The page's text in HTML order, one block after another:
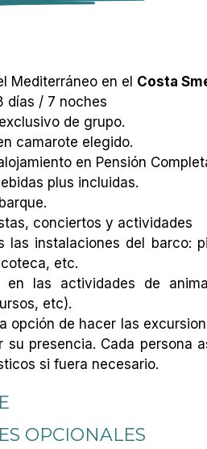
Mediterráneo en el Costa
días / 7 noches
de grupo.
camarote elegido.
en Pensión
plus incluidas.
conciertos y actividades
las instalaciones del barco:
etc.
en las actividades de
etc).
opción de hacer las
su presencia. Cada persona
si fuera necesario.
OPCIONALES